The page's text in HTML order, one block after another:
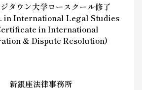
タウン大学ロースクール修了
in International Legal Studies
in International
& Dispute Resolution)
新銀座法律事務所